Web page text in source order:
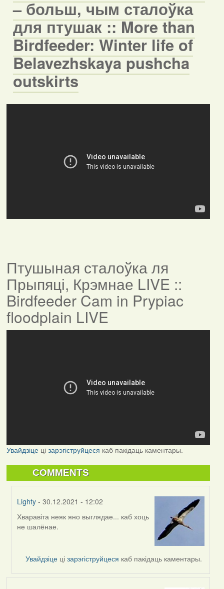
– больш, чым сталоўка
для птушак :: More than
Birdfeeder: Winter life of
Belavezhskaya pushcha
outskirts
Птушыная сталоўка ля
Прыпяці, Крэмнае LIVE ::
Birdfeeder Cam in Prypiac
floodplain LIVE
Увайдзіцеці зарэгіструйцеся каб пакідаць каментары.
COMMENTS
Lighty - 30.12.2021 - 12:02
In
reply
Peregrinus
Хваравіта неяк яно выглядае... каб хоць
не шалёнае.
Увайдзіце цізарэгіструйцеся каб пакідаць каментары.